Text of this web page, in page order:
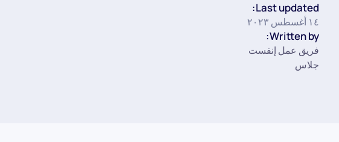
Last updated:
١٤ أغسطس ٢٠٢٣
Written by:
فريق عمل إنفست
جلاس